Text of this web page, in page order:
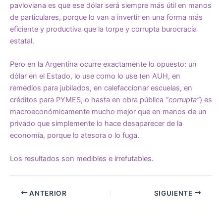
pavloviana es que ese dólar será siempre más útil en manos
de particulares, porque lo van a invertir en una forma más
eficiente y productiva que la torpe y corrupta burocracia
estatal.
Pero en la Argentina ocurre exactamente lo opuesto: un
dólar en el Estado, lo use como lo use (en AUH, en
remedios para jubilados, en calefaccionar escuelas, en
créditos para PYMES, o hasta en obra pública “corrupta”) es
macroeconómicamente mucho mejor que en manos de un
privado que simplemente lo hace desaparecer de la
economía, porque lo atesora o lo fuga.
Los resultados son medibles e irrefutables.
ANTERIOR SIGUIENTE